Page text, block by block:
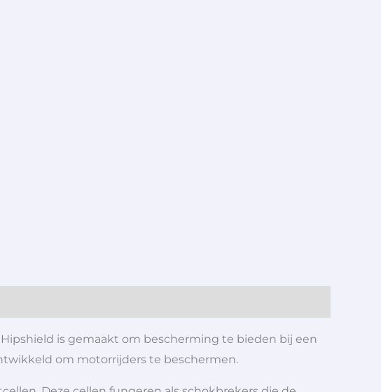
is gemaakt om bescherming te bieden bij een
om motorrijders te beschermen.